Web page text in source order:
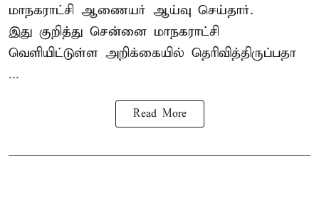
மாநகராட்சி ஆணையர் ஆய்வு செய்தார்.
இது குறித்து சென்னை மாநகராட்சி
வெளியிட்டுள்ள அறிக்கையில் தெரிவித்திருப்பதா
...
Read More